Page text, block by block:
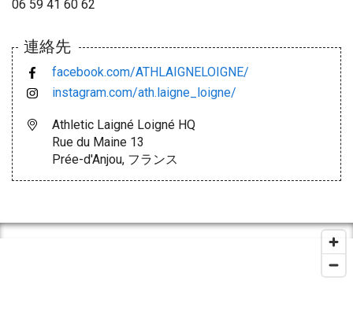
06 59 41 60 62
連絡先
facebook.com/ATHLAIGNELOIGNE/
instagram.com/ath.laigne_loigne/
Athletic Laigné Loigné HQ
Rue du Maine 13
Prée-d'Anjou, フランス